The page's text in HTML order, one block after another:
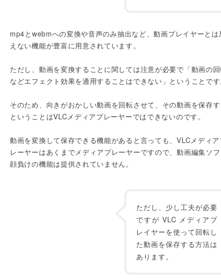
mp4とwebmへの変換や音声のみ抽出など、動画プレイヤーとは
えない機能が豊富に用意されています。
ただし、動画を変換することに関しては注意が必要で「動画の
などエフェクト効果を適用することはできない」ということで
そのため、向きがおかしい動画を回転させて、その動画を保存
ということはVLCメディアプレーヤーではできないのです。
動画を変換して保存できる機能があると言っても、VLCメディ
レーヤーはあくまでメディアプレーヤーですので、動画編集ソ
顔負けの機能は提供されていません。
ただし、少し工夫が必要
ですが VLC メディアプ
レイヤーを使って回転し
た動画を保存する方法は
あります。